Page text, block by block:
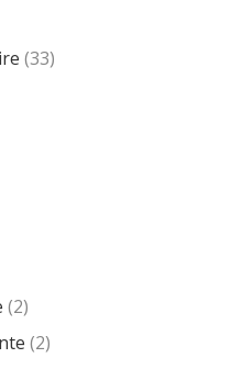
verzi
(33)
(2)
(2)